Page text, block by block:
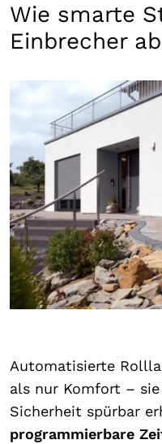
Wie smarte
Einbrecher
Automatisierte
als nur Komfort –
Sicherheit spürbar
programmierbare